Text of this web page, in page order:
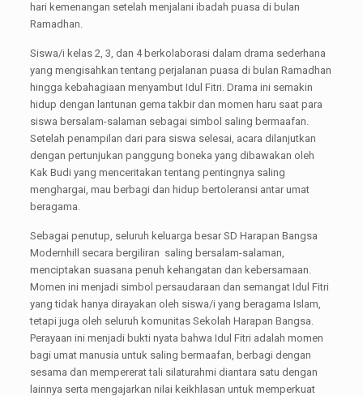
hari kemenangan setelah menjalani ibadah puasa di bulan
Ramadhan.
Siswa/i kelas 2, 3, dan 4 berkolaborasi dalam drama sederhana
yang mengisahkan tentang perjalanan puasa di bulan Ramadhan
hingga kebahagiaan menyambut Idul Fitri. Drama ini semakin
hidup dengan lantunan gema takbir dan momen haru saat para
siswa bersalam-salaman sebagai simbol saling bermaafan.
Setelah penampilan dari para siswa selesai, acara dilanjutkan
dengan pertunjukan panggung boneka yang dibawakan oleh
Kak Budi yang menceritakan tentang pentingnya saling
menghargai, mau berbagi dan hidup bertoleransi antar umat
beragama.
Sebagai penutup, seluruh keluarga besar SD Harapan Bangsa
Modernhill secara bergiliran saling bersalam-salaman,
menciptakan suasana penuh kehangatan dan kebersamaan.
Momen ini menjadi simbol persaudaraan dan semangat Idul Fitri
yang tidak hanya dirayakan oleh siswa/i yang beragama Islam,
tetapi juga oleh seluruh komunitas Sekolah Harapan Bangsa.
Perayaan ini menjadi bukti nyata bahwa Idul Fitri adalah momen
bagi umat manusia untuk saling bermaafan, berbagi dengan
sesama dan mempererat tali silaturahmi diantara satu dengan
lainnya serta mengajarkan nilai keikhlasan untuk memperkuat